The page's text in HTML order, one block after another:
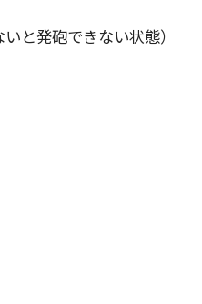
と発砲できない状態）